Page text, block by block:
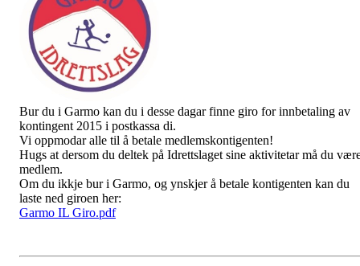
Bur du i Garmo kan du i desse dagar finne giro for innbetaling av
kontingent 2015 i postkassa di.
Vi oppmodar alle til å betale medlemskontigenten!
Hugs at dersom du deltek på Idrettslaget sine aktivitetar må du
medlem.
Om du ikkje bur i Garmo, og ynskjer å betale kontigenten kan du
laste ned giroen her:
Garmo IL Giro.pdf